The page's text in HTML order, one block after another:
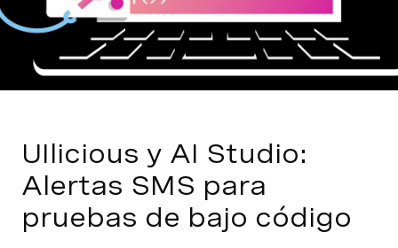
UIlicious y AI Studio:
Alertas SMS para
pruebas de bajo código